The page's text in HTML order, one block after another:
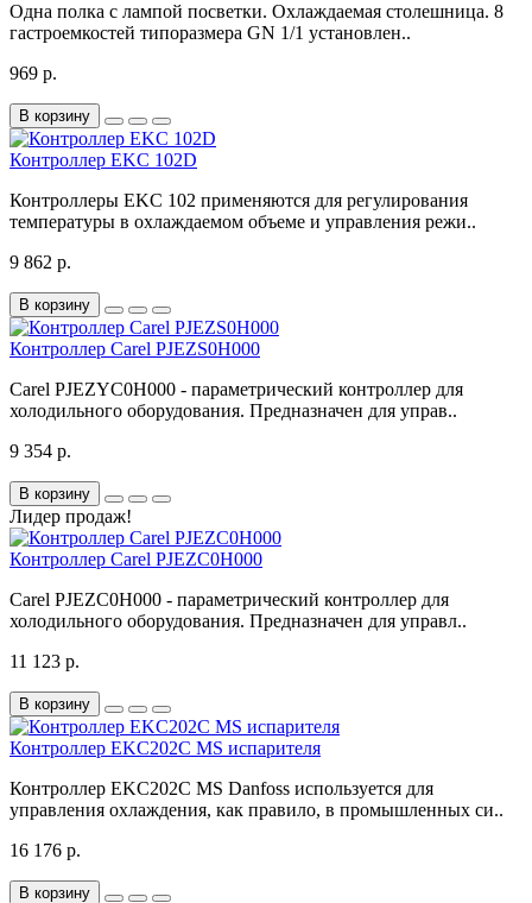
Одна полка с лампой посветки. Охлаждаемая столешница. 8
гастроемкостей типоразмера GN 1/1 установлен..
969 р.
В корзину
Контроллер EKC 102D
Контроллеры EKC 102 применяются для регулирования
температуры в охлаждаемом объеме и управления режи..
9 862 р.
В корзину
Контроллер Carel PJEZS0H000
Carel PJEZYC0H000 - параметрический контроллер для
холодильного оборудования. Предназначен для управ..
9 354 р.
В корзину
Лидер продаж!
Контроллер Carel PJEZC0H000
Carel PJEZC0H000 - параметрический контроллер для
холодильного оборудования. Предназначен для управл..
11 123 р.
В корзину
Контроллер EKC202C MS испарителя
Контроллер EKC202C MS Danfoss используется для
управления охлаждения, как правило, в промышленных си..
16 176 р.
В корзину